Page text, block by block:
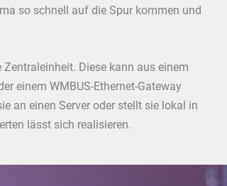
so schnell auf die Spur kommen und
Diese kann aus einem
einem WMBUS-Ethernet-Gateway
an einen Server oder stellt sie lokal in
lässt sich realisieren.